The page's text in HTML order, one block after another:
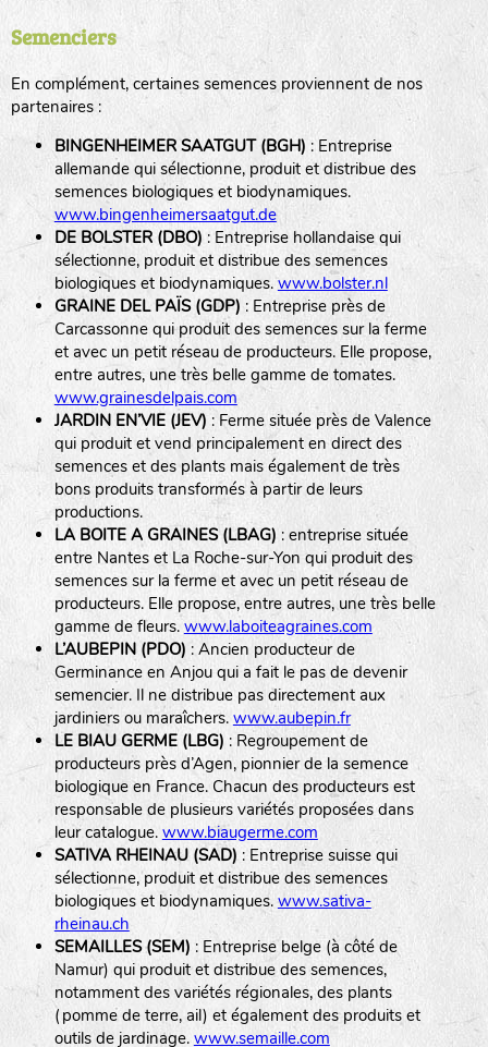
Semenciers
En complément, certaines semences proviennent de nos
partenaires :
BINGENHEIMER SAATGUT (BGH) : Entreprise
allemande qui sélectionne, produit et distribue des
semences biologiques et biodynamiques.
www.bingenheimersaatgut.de
DE BOLSTER (DBO) : Entreprise hollandaise qui
sélectionne, produit et distribue des semences
biologiques et biodynamiques.www.bolster.nl
GRAINE DEL PAÏS (GDP) : Entreprise près de
Carcassonne qui produit des semences sur la ferme
et avec un petit réseau de producteurs. Elle propose,
entre autres, une très belle gamme de tomates.
www.grainesdelpais.com
JARDIN EN’VIE (JEV) : Ferme située près de Valence
qui produit et vend principalement en direct des
semences et des plants mais également de très
bons produits transformés à partir de leurs
productions.
LA BOITE A GRAINES (LBAG) : entreprise située
entre Nantes et La Roche-sur-Yon qui produit des
semences sur la ferme et avec un petit réseau de
producteurs. Elle propose, entre autres, une très belle
gamme de fleurs. www.laboiteagraines.com
L’AUBEPIN (PDO) : Ancien producteur de
Germinance en Anjou qui a fait le pas de devenir
semencier. Il ne distribue pas directement aux
jardiniers ou maraîchers. www.aubepin.fr
LE BIAU GERME (LBG) : Regroupement de
producteurs près d’Agen, pionnier de la semence
biologique en France. Chacun des producteurs est
responsable de plusieurs variétés proposées dans
leur catalogue. www.biaugerme.com
SATIVA RHEINAU (SAD) : Entreprise suisse qui
sélectionne, produit et distribue des semences
biologiques et biodynamiques. www.sativa-
rheinau.ch
SEMAILLES (SEM) : Entreprise belge (à côté de
Namur) qui produit et distribue des semences,
notamment des variétés régionales, des plants
(pomme de terre, ail) et également des produits et
outils de jardinage. www.semaille.com
BEL : Code de la variété
(Ici Belle de nuit)
20 : Année de récolte
(ici 2020)
BPA : Initiales du producteur ou du fournisseur de la
semence.
1 : Numéro d’ordre du lot
A : Sans calibre.
G: Gros
M: Moyen calibre
P: Petit calibre
Légumes feuilles
Légumes racines
Plantes aromatiques